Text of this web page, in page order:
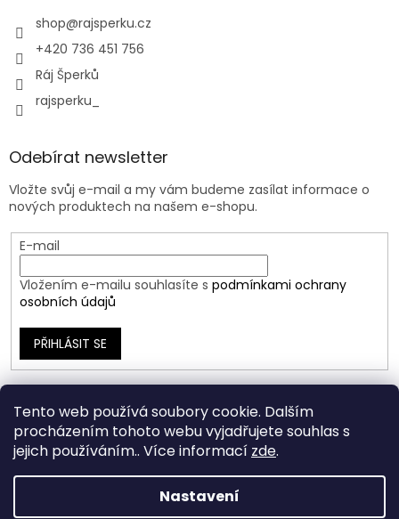
Tento web používá soubory cookie. Dalším
procházením tohoto webu vyjadřujete souhlas s
jejich používáním.. Více informací zde.
Nastavení
shop@rajsperku.cz
+420 736 451 756
Ráj Šperků
rajsperku_
Odebírat newsletter
Vložte svůj e-mail a my vám budeme zasílat informace o
nových produktech na našem e-shopu.
E-mail
Vložením e-mailu souhlasíte s podmínkami ochrany
osobních údajů
PŘIHLÁSIT SE
Vytvořil Shoptet